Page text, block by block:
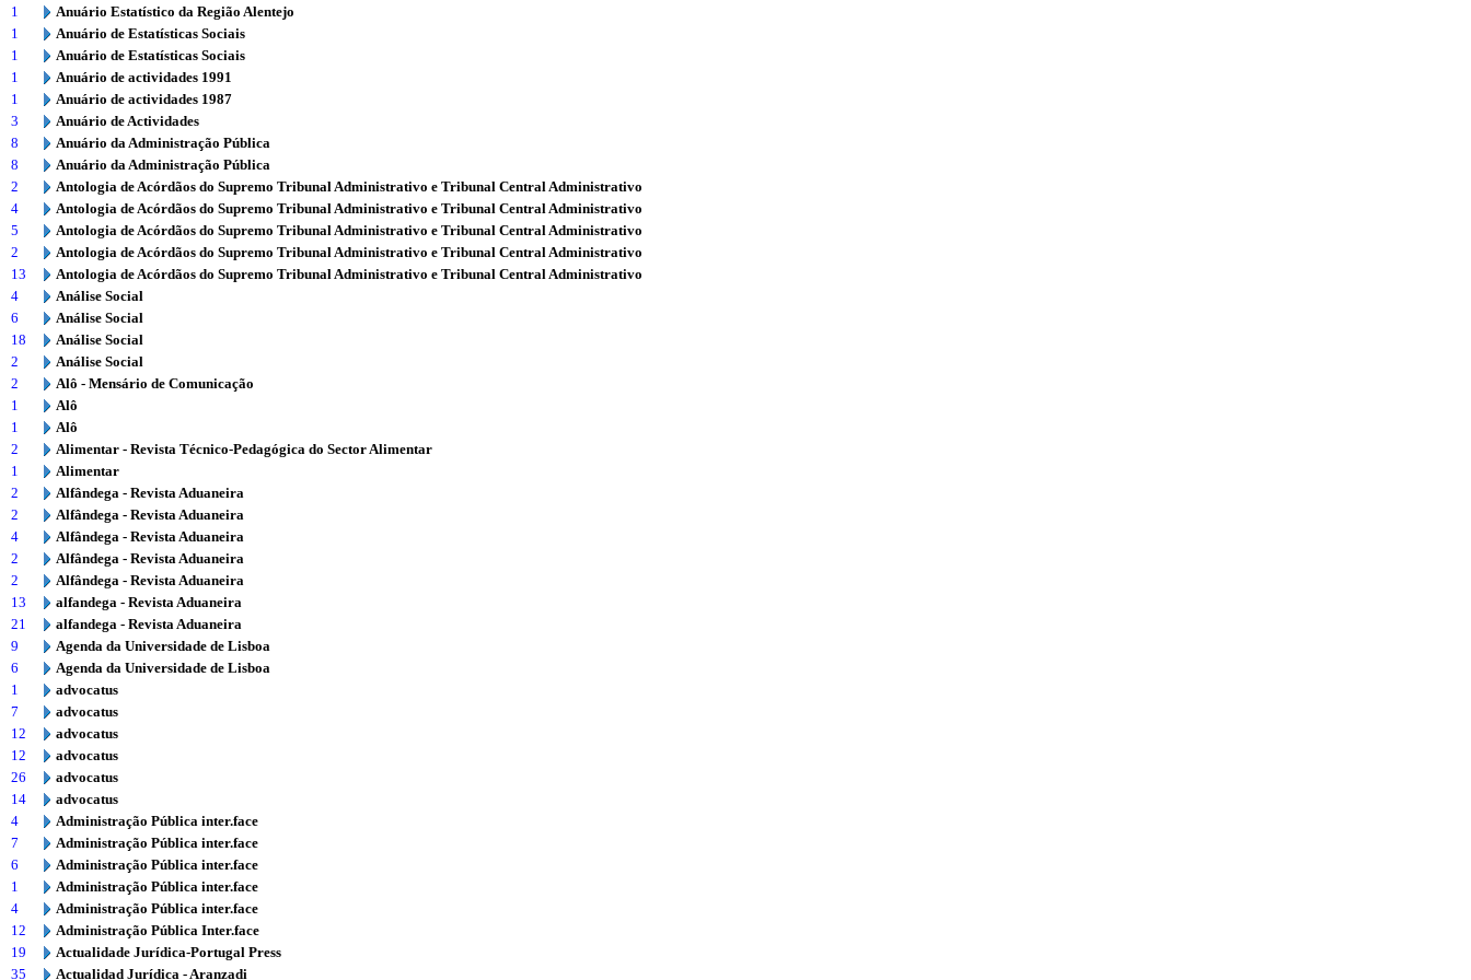
1
Anuário Estatístico da Região Alentejo
1
Anuário de Estatísticas Sociais
1
Anuário de Estatísticas Sociais
1
Anuário de actividades 1991
1
Anuário de actividades 1987
3
Anuário de Actividades
8
Anuário da Administração Pública
8
Anuário da Administração Pública
2
Antologia de Acórdãos do Supremo Tribunal Administrativo e Tribunal Central Administrativo
4
Antologia de Acórdãos do Supremo Tribunal Administrativo e Tribunal Central Administrativo
5
Antologia de Acórdãos do Supremo Tribunal Administrativo e Tribunal Central Administrativo
2
Antologia de Acórdãos do Supremo Tribunal Administrativo e Tribunal Central Administrativo
13
Antologia de Acórdãos do Supremo Tribunal Administrativo e Tribunal Central Administrativo
4
Análise Social
6
Análise Social
18
Análise Social
2
Análise Social
2
Alô - Mensário de Comunicação
1
Alô
1
Alô
2
Alimentar - Revista Técnico-Pedagógica do Sector Alimentar
1
Alimentar
2
Alfândega - Revista Aduaneira
2
Alfândega - Revista Aduaneira
4
Alfândega - Revista Aduaneira
2
Alfândega - Revista Aduaneira
2
Alfândega - Revista Aduaneira
13
alfandega - Revista Aduaneira
21
alfandega - Revista Aduaneira
9
Agenda da Universidade de Lisboa
6
Agenda da Universidade de Lisboa
1
advocatus
7
advocatus
12
advocatus
12
advocatus
26
advocatus
14
advocatus
4
Administração Pública inter.face
7
Administração Pública inter.face
6
Administração Pública inter.face
1
Administração Pública inter.face
4
Administração Pública inter.face
12
Administração Pública Inter.face
19
Actualidade Jurídica-Portugal Press
35
Actualidad Jurídica - Aranzadi